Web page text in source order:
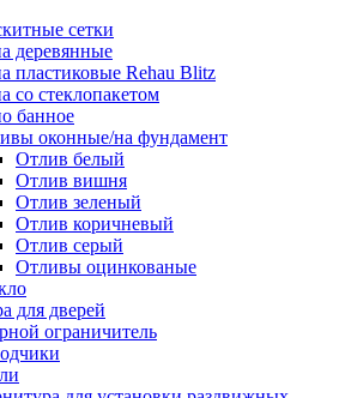
сетки
деревянные
пластиковые Rehau Blitz
со стеклопакетом
банное
оконные/на фундамент
Отлив белый
Отлив вишня
Отлив зеленый
Отлив коричневый
Отлив серый
Отливы оцинкованые
для дверей
ограничитель